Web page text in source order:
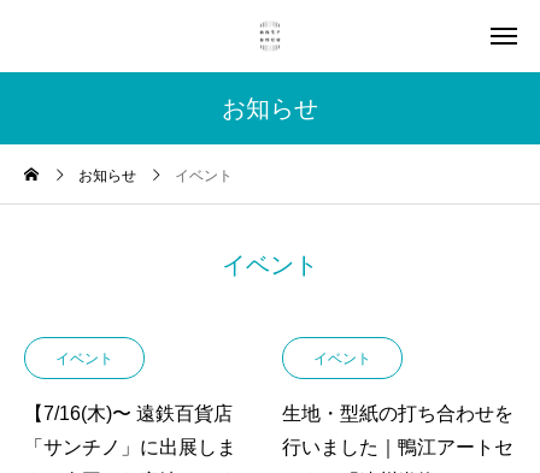
お知らせ
お知らせ イベント
イベント
イベント
【7/16(木)〜 遠鉄百貨店
「サンチノ」に出展しま
イベント
生地・型紙の打ち合わせを
行いました｜鴨江アートセ